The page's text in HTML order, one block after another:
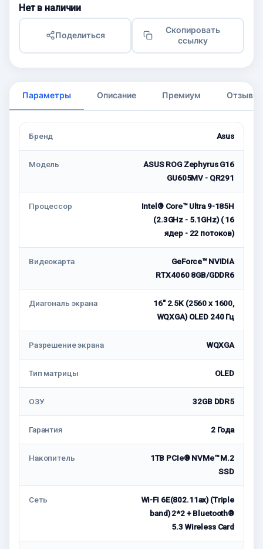
Нет в наличии
Поделиться
Скопировать
ссылку
Параметры Описание Премиум Отзывы
Бренд Asus
Модель
ASUS ROG Zephyrus G16
GU605MV - QR291
Процессор
Intel® Core™ Ultra 9-185H
(2.3GHz - 5.1GHz) ( 16
ядер - 22 потоков)
Видеокарта
GeForce™ NVIDIA
RTX4060 8GB/GDDR6
Диагональ экрана
16" 2.5K (2560 x 1600,
WQXGA) OLED 240 Гц
Разрешение экрана WQXGA
Тип матрицы OLED
ОЗУ 32GB DDR5
Гарантия 2 Года
Накопитель
1TB PCIe® NVMe™ M.2
SSD
Сеть
Wi-Fi 6E(802.11ax) (Triple
band) 2*2 + Bluetooth®
5.3 Wireless Card